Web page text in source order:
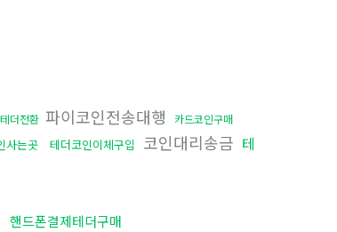
더전환 파이코인전송대행 카드코인구매
사는곳 테더코인이체구입 코인대리송금 테
핸드폰결제테더구매